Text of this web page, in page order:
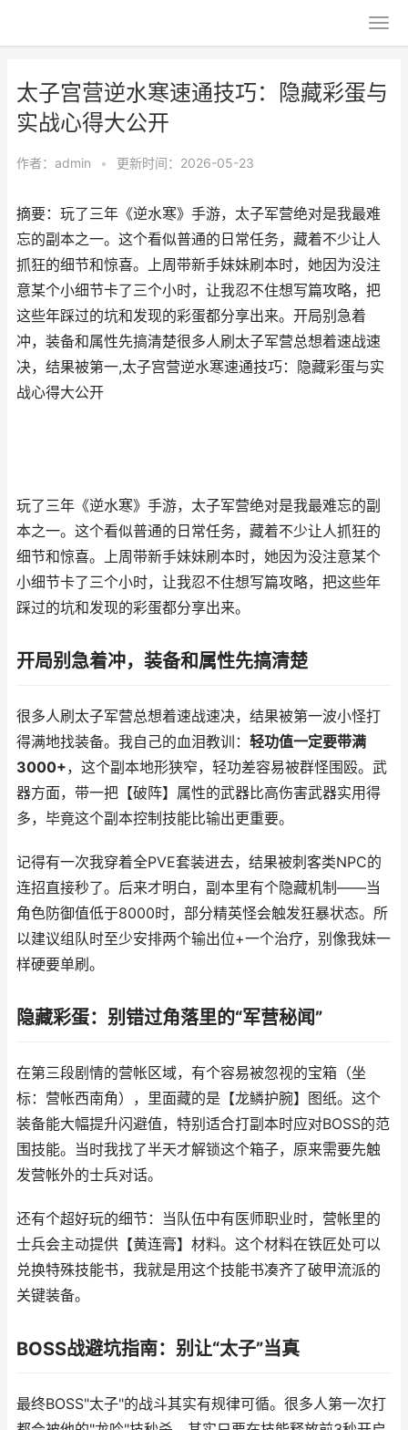
太子宫营逆水寒速通技巧：隐藏彩蛋与
实战心得大公开
作者： admin • 更新时间：2026-05-23
摘要：玩了三年《逆水寒》手游，太子军营绝对是我最难
忘的副本之一。这个看似普通的日常任务，藏着不少让人
抓狂的细节和惊喜。上周带新手妹妹刷本时，她因为没注
意某个小细节卡了三个小时，让我忍不住想写篇攻略，把
这些年踩过的坑和发现的彩蛋都分享出来。开局别急着
冲，装备和属性先搞清楚很多人刷太子军营总想着速战速
决，结果被第一,太子宫营逆水寒速通技巧：隐藏彩蛋与实
战心得大公开
玩了三年《逆水寒》手游，太子军营绝对是我最难忘的副
本之一。这个看似普通的日常任务，藏着不少让人抓狂的
细节和惊喜。上周带新手妹妹刷本时，她因为没注意某个
小细节卡了三个小时，让我忍不住想写篇攻略，把这些年
踩过的坑和发现的彩蛋都分享出来。
开局别急着冲，装备和属性先搞清楚
很多人刷太子军营总想着速战速决，结果被第一波小怪打
得满地找装备。我自己的血泪教训： 轻功值一定要带满
3000+，这个副本地形狭窄，轻功差容易被群怪围殴。武
器方面，带一把【破阵】属性的武器比高伤害武器实用得
多，毕竟这个副本控制技能比输出更重要。
记得有一次我穿着全PVE套装进去，结果被刺客类NPC的
连招直接秒了。后来才明白，副本里有个隐藏机制——当
角色防御值低于8000时，部分精英怪会触发狂暴状态。所
以建议组队时至少安排两个输出位+一个治疗，别像我妹一
样硬要单刷。
隐藏彩蛋：别错过角落里的“军营秘闻”
在第三段剧情的营帐区域，有个容易被忽视的宝箱（坐
标：营帐西南角），里面藏的是【龙鳞护腕】图纸。这个
装备能大幅提升闪避值，特别适合打副本时应对BOSS的范
围技能。当时我找了半天才解锁这个箱子，原来需要先触
发营帐外的士兵对话。
还有个超好玩的细节：当队伍中有医师职业时，营帐里的
士兵会主动提供【黄连膏】材料。这个材料在铁匠处可以
兑换特殊技能书，我就是用这个技能书凑齐了破甲流派的
关键装备。
BOSS战避坑指南：别让“太子”当真
最终BOSS"太子"的战斗其实有规律可循。很多人第一次打